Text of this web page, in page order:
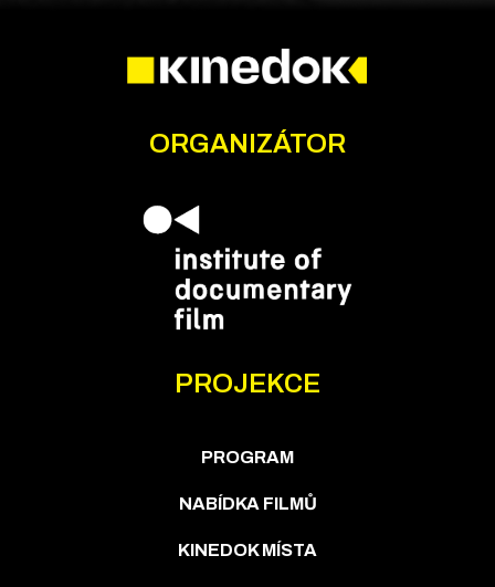
ORGANIZÁTOR
PROJEKCE
PROGRAM
NABÍDKA FILMŮ
KINEDOK MÍSTA